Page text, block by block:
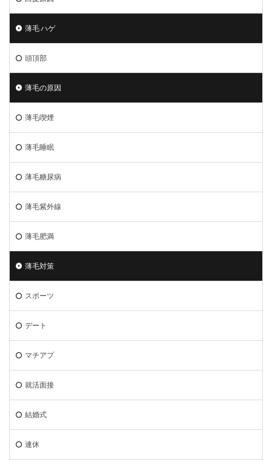
薄毛 ハゲ
頭頂部
薄毛の原因
薄毛喫煙
薄毛睡眠
薄毛糖尿病
薄毛紫外線
薄毛肥満
薄毛対策
スポーツ
デート
マチアプ
就活面接
結婚式
連休